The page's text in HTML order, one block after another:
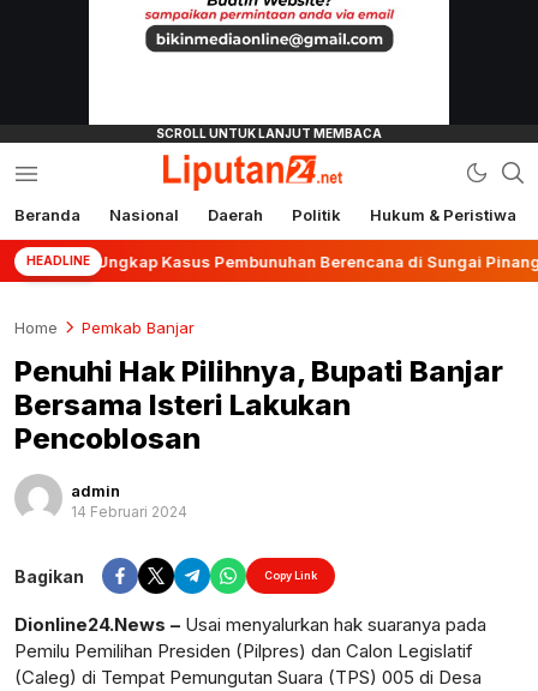
liputan24.net
Beranda Nasional Daerah Politik Hukum & Peristiwa
HEADLINE
Ungkap Kasus Pembunuhan Berencana di Sungai Pinang
Home Pemkab Banjar
Penuhi Hak Pilihnya, Bupati Banjar
Bersama Isteri Lakukan
Pencoblosan
admin
14 Februari 2024
Bagikan Copy Link
Dionline24.News – Usai menyalurkan hak suaranya pada
Pemilu Pemilihan Presiden (Pilpres) dan Calon Legislatif
(Caleg) di Tempat Pemungutan Suara (TPS) 005 di Desa